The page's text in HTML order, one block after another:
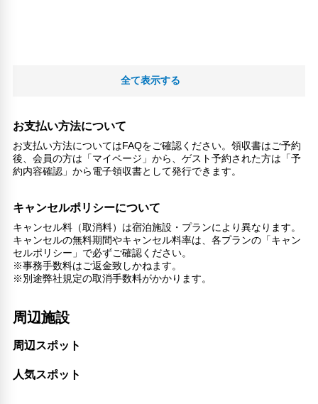
全て表示する
お支払い方法について
お支払い方法についてはFAQをご確認ください。領収書はご予約
後、会員の方は「マイページ」から、ゲスト予約された方は「予
約内容確認」から電子領収書として発行できます。
キャンセルポリシーについて
キャンセル料（取消料）は宿泊施設・プランにより異なります。
キャンセルの無料期間やキャンセル料率は、各プランの「キャン
セルポリシー」で必ずご確認ください。
※事務手数料はご返金致しかねます。
※別途弊社規定の取消手数料がかかります。
周辺施設
周辺スポット
人気スポット